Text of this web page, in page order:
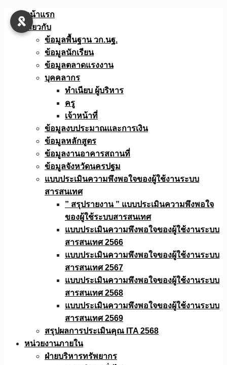
Skip
หน้าแรก
เกี่ยวกับ
ข้อมูลพื้นฐาน วก.นฐ.
ข้อมูลนักเรียน
ข้อมูลตลาดแรงงาน
บุคคลากร
ทำเนียบ ผู้บริหาร
ครู
เจ้าหน้าที่
ข้อมูลงบประมาณเเละการเงิน
ข้อมูลหลักสูตร
ข้อมูลงานอาคารสถานที่
ข้อมูลจังหวัดนครปฐม
แบบประเมินความพึงพอใจของผู้ใช้งานระบบ
สารสนเทศ
” สรุปรายงาน ” แบบประเมินความพึงพอใจ
ของผู้ใช้ระบบสารสนเทศ
แบบประเมินความพึงพอใจของผู้ใช้งานระบบ
สารสนเทศ 2566
แบบประเมินความพึงพอใจของผู้ใช้งานระบบ
สารสนเทศ 2567
แบบประเมินความพึงพอใจของผู้ใช้งานระบบ
สารสนเทศ 2568
แบบประเมินความพึงพอใจของผู้ใช้งานระบบ
สารสนเทศ 2569
สรุปผลการประเมินคุณ ITA 2568
หน่วยงานภายใน
ฝ่ายบริหารทรัพยากร